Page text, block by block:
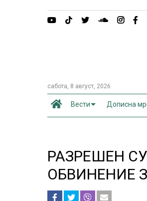
сабота, 8 август, 2026
Вести Дописна
РАЗРЕШЕН
ОБВИНЕНИЕ